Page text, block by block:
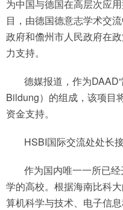
为中国与德国在高层次应
目，由德国德意志学术交
政府和儋州市人民政府在
力支持。
德媒报道，作为
Bildung）的组成，该项目
资金支持。
HSBI国际交流处处长
作为国内唯一一所已
学的高校。根据海南比科
算机科学与技术、电子信